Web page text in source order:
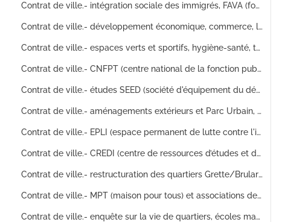
Contrat de ville.- intégration sociale des immigrés, FAVA (fond d'aide à la vie associative), ADRI (agence pour le développement des relations interculturelles), FAS (fonds d'action sociale), FRATE (Formation Recherche Animation pour Travail et l'Education), mission petite enfance issue de l'immigration, séminaire La médiation pour l'intégration des populations issues de l'immigration, formation régionale sur les pratiques de maternage en situation d'immigration : circulaire d'information, rapport d'activité de la FRATE (1997), comptes de résultats, articles de presse, bilans, rapport d'activités, documentation sur les modalités d'acquisition de la nationalité française
Contrat de ville.- développement économique, commerce, logements, culture, sport et enseignement, ateliers artistiques, lutte contre l'exclusion, insertion par le sport, réhabilitation des copropriétés ainsi que parties privatives et parties communes, colloque sur le logement dans les transformations sociales, aide au logement social, développement des moyens scolaires des écoles à faible attractivité : comptes rendus de réunions, articles de presse
Contrat de ville.- espaces verts et sportifs, hygiène-santé, transports CTB (compagnie des transports de Besançon), CDPA/CHAA (comité départemental de prévention de l'alcoolisme/centres d'hygiène alimentaire et d'alcoologie), bilans des dysfonctionnements survenus dans la compagnie de transports en commun CTB (jets de pierres, vitres cassées, voyageurs violents etc), exposition (sur 2 pages) d'images pour la lutte contre le SIDA, courriers de protestations d'habitants au maire (conditions de vie, problèmes de voisinage) : statistiques, graphiques, rapports, diagnostic communautaire de santé, organigramme du CDPA/CHAA
Contrat de ville.- CNFPT (centre national de la fonction publique territoriale), IRTS (institut régional du travail social), HDL (habitat développement local), UNADEL (union nationale des acteurs et des structures du développement local) , ACEIF (agence conseil études information formation), étude sur le logement des personnes immigrés, rencontres nationales de l'inter-réseaux des professionnels du DSU, projets en relation avec les écoles primaires (formation des enseignants, prise en charge des élèves en difficulté etc), forum-ateliers sur les politiques locales de l'habitat : liste de membres de conseils d'administration, cahier d'expériences du DSU de sa troisième rencontre nationale, note d'étapes, rapports juridiques et financiers, attestation de stage, cahiers des charges, acte d'engagement pour les marchés de fournitures, appels d'offres
Contrat de ville.- études SEED (société d'équipement du département du Doubs) et ACEF (association pour l'épargne et cle crédit des fonctionnaires), travaux sur le quartier Planoise, diagnostic local de sécurité, amélioration de la diffusion de l'information et des concertations entres habitants de quartiers, prestation de requalification urbaine, interventions sur le développement social et urbain : rapport de synthèse, document de travail, conventions de quartier, tableaux chiffrés de résultats de questionnaires, comptes rendus de réunions, documentation
Contrat de ville.- aménagements extérieurs et Parc Urbain, journal La Passerelle et conseil de quartier, commerces et Habitat 25, étude d'impact et analyse de la redynamisation commerciale, protestations de bailleurs, réalisation d'un centre de sport de combats, prévention-sécurité du commerce et de l'artisanat des zones urbaines sensibles : note de présentation, esquisses, budgets prévisionnels de fonctionnement, mémo de synthèse, proposition méthodologique, compte rendus de chantiers, étude de faisabilité
Contrat de ville.- EPLI (espace permanent de lutte contre l'illettrisme), AGIR (association générale des intervenants retraités), MPT (maison pour tous ) et relais jeunesse, centre social, emploi et formation, écoles maternelles et écoles primaires, collège Diderot/Voltaire/Victor Hugo, activités organisées par le centre social Bourgogne (assistance sociale, ateliers cuisine, rencontres etc) , passage de Planoise au statut de ZEP, ouverture du relais jeunesse, démolition et réaménagement de locaux de bureaux rapprochement des personnes isolés par des repas préparés et pris en commun, constitution de régies de quartiers : articles de presse, bilans d'activités de centre social, correspondance
Contrat de ville.- CREDI (centre de ressources d’études et de documentation pour l’intégration), scouts de France et scouts Musulmans, mise en place d'une école de football, organisation de colloque créativité/participation/démystification, échanges interculturels, projet d'espace d'accueil multimédia, demande d'attribution de locaux , projet de centre de documentation et d'information sur l'immigration : règlement de club de sport, cahier de facture, avenants à la convention, devis de travaux (menuiserie, électricité, sanitaires etc), états de synthèse ACTIS (audit conseil expertise comptable), statuts, dossier documentaire, bibliographies, comptes rendus de réunions des groupes de travailleurs sociaux de Planoise
Contrat de ville.- restructuration des quartiers Grette/Brulard, colloque détruire et reconstruire, architecture et réhabilitation de quartier, lutte contre l'exclusion, enquête vie du quartier : rapport de stage, conventions de quartier, document de synthèse, dossier général plans/schéma/photos
Contrat de ville.- MPT (maison pour tous) et associations de Planoise, réseau d'échanges réciproques de savoir, mise en place d'outils de travaux par l'association PARI (accompagnement scolaire), projet de création d'une maison du citoyen (lieu d'écoute, projet d'implantation d'un poste de police, renseignements administratifs etc), coordination de la MPT et des salles d'activités, insertion des jeunes par le football : statuts, coMPTes de résultat, articles de presse, rapport de presse
Contrat de ville.- enquête sur la vie de quartiers, écoles maternelles et primaires, conseils de quartiers, projet de créations de locaux pour rencontres conviviales (salle de musique, espace cuisine, salle de rencontre entres habitants etc), enquête sur la vie des quartiers, rééducation orthopédique dans les établissements scolaires, réaménagement du centre commercial Brulard, séjour patrimoine environnement : comptes rendus de réunions